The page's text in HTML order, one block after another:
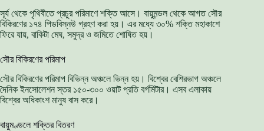
সূর্য থেকে পৃথিবীতে প্রচুর পরিমাণে শক্তি আসে। বায়ুমন্ডল থেকে আগত সৌর
বিকিরণের ১৭৪ পিডবিস্নউ গ্রহণ করা হয়। এর মধ্যে ৩০% শক্তি মহাকাশে
ফিরে যায়, বাকিটা মেঘ, সমুদ্র ও জমিতে শোষিত হয়।
সৌর বিকিরণের পরিমাপ
সৌর বিকিরণের পরিমাপ বিভিন্ন অঞ্চলে ভিন্ন হয়। বিশ্বের বেশিরভাগ অঞ্চলে
দৈনিক ইনসোলেশন স্তর ১৫০-৩০০ ওয়াট প্রতি বর্গমিটার। এসব এলাকায়
বিশ্বের অধিকাংশ মানুষ বাস করে।
বায়ুমণ্ডলে শক্তির বিতরণ